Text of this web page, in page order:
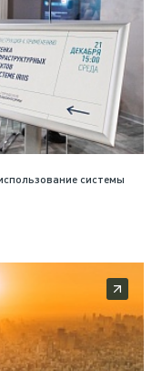
системы